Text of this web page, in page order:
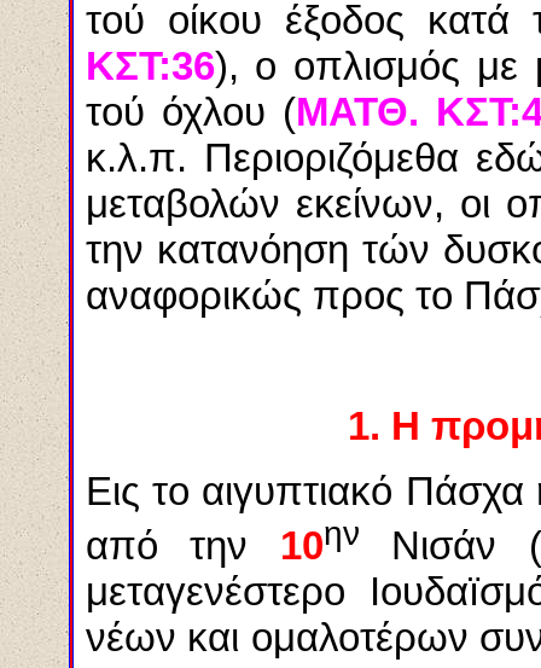
τού οίκου έξοδος
ΚΣΤ:36), ο οπλισμός με
τού όχλου (ΜΑΤΘ.
κ.λ.π. Περιοριζόμεθα
μεταβολών εκείνων, οι
την κατανόηση τών
αναφορικώς προς το
1. Η
Εις το αιγυπτιακό
από την 10ην
Νισάν (
μεταγενέστερο
νέων και ομαλοτέρων